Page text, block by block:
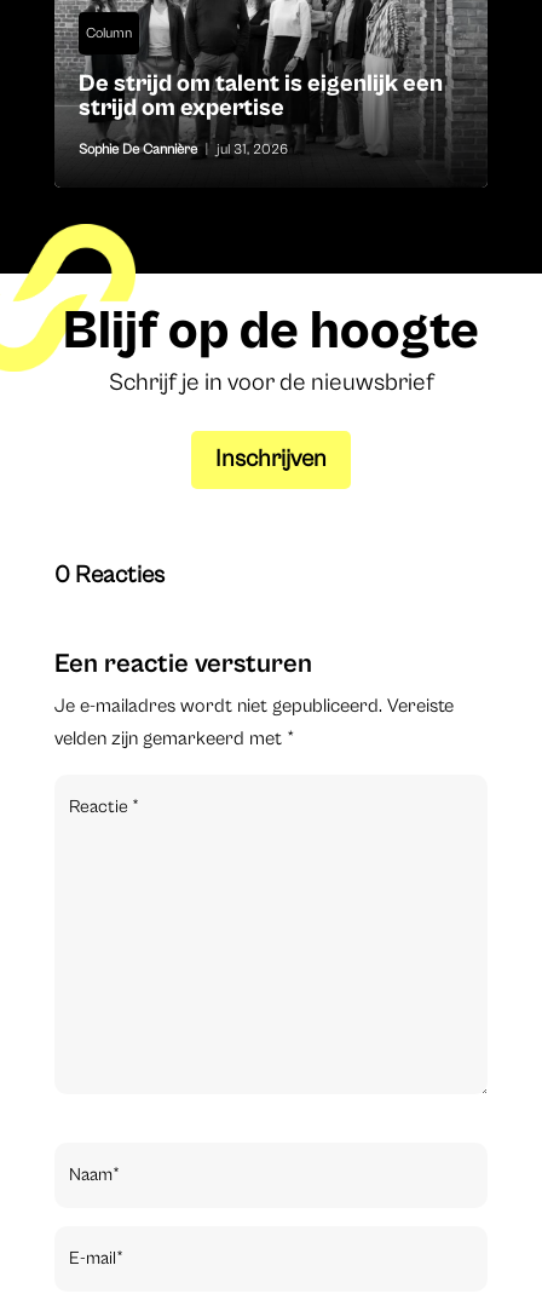
Column
De strijd om talent is eigenlijk een
strijd om expertise
Sophie De Cannière jul 31, 2026
Blijf op de hoogte
Schrijf je in voor de nieuwsbrief
Inschrijven
0 Reacties
Een reactie versturen
Je e-mailadres wordt niet gepubliceerd. Vereiste
velden zijn gemarkeerd met *